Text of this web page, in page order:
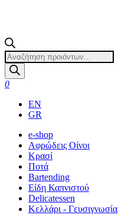
Products
search
0
EN
GR
e-shop
Αφρώδεις Οίνοι
Κρασί
Ποτά
Bartending
Είδη Καπνιστού
Delicatessen
Κελλάρι - Γευσιγνωσία